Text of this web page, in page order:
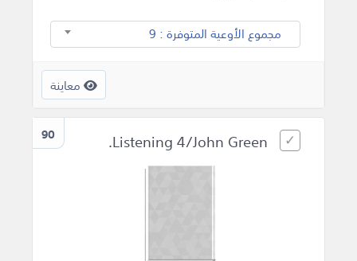
مجموع الأوعية المتوفرة : 9
معاينة
90